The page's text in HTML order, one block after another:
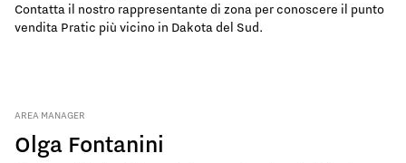
Contatta il nostro rappresentante di zona per conoscere il punto
vendita Pratic più vicino in Dakota del Sud.
AREA MANAGER
Olga Fontanini